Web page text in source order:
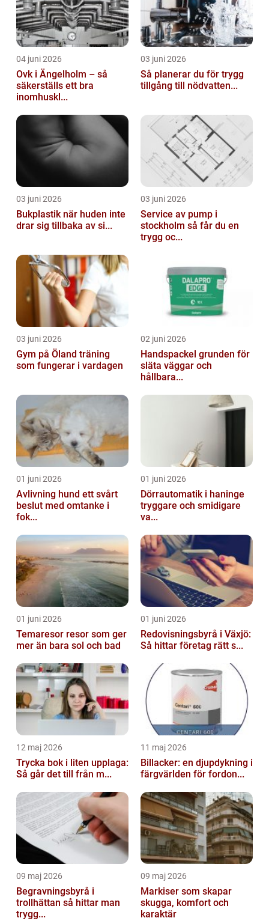
04 juni 2026
Ovk i Ängelholm – så
säkerställs ett bra
inomhuskl...
03 juni 2026
Så planerar du för trygg
tillgång till nödvatten...
03 juni 2026
Bukplastik när huden inte
drar sig tillbaka av si...
03 juni 2026
Service av pump i
stockholm så får du en
trygg oc...
03 juni 2026
Gym på Öland träning
som fungerar i vardagen
02 juni 2026
Handspackel grunden för
släta väggar och
hållbara...
01 juni 2026
Avlivning hund ett svårt
beslut med omtanke i
fok...
01 juni 2026
Dörrautomatik i haninge
tryggare och smidigare
va...
01 juni 2026
Temaresor resor som ger
mer än bara sol och bad
01 juni 2026
Redovisningsbyrå i Växjö:
Så hittar företag rätt s...
12 maj 2026
Trycka bok i liten upplaga:
Så går det till från m...
11 maj 2026
Billacker: en djupdykning i
färgvärlden för fordon...
09 maj 2026
Begravningsbyrå i
trollhättan så hittar man
trygg...
09 maj 2026
Markiser som skapar
skugga, komfort och
karaktär